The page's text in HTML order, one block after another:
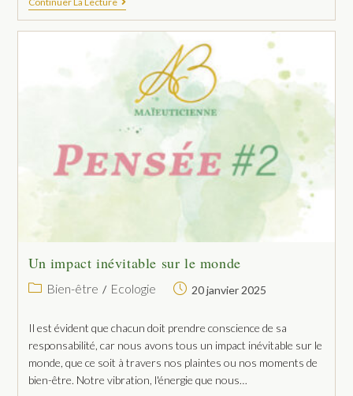
Un impact inévitable sur le monde
Bien-être / Ecologie 20 janvier 2025
Il est évident que chacun doit prendre conscience de sa
responsabilité, car nous avons tous un impact inévitable sur le
monde, que ce soit à travers nos plaintes ou nos moments de
bien-être. Notre vibration, l'énergie que nous…